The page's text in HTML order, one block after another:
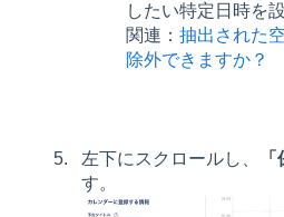
したい特定日時を
関連： 抽出された
除外できますか？
左下にスクロールし、
す。